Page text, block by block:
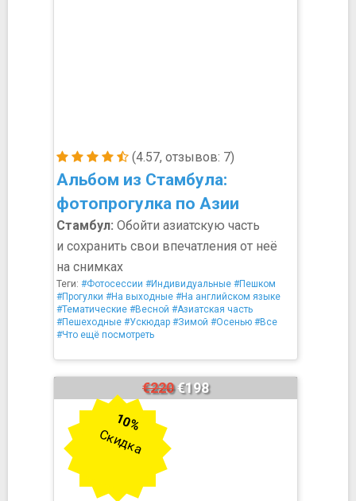
(4.57, отзывов: 7)
Альбом из Стамбула:
фотопрогулка по Азии
Стамбул: Обойти азиатскую часть
и сохранить свои впечатления от неё
на снимках
Теги: #Фотосессии #Индивидуальные #Пешком
#Прогулки #На выходные #На английском языке
#Тематические #Весной #Азиатская часть
#Пешеходные #Ускюдар #Зимой #Осенью #Все
#Что ещё посмотреть
€220€198
10%
Скидка